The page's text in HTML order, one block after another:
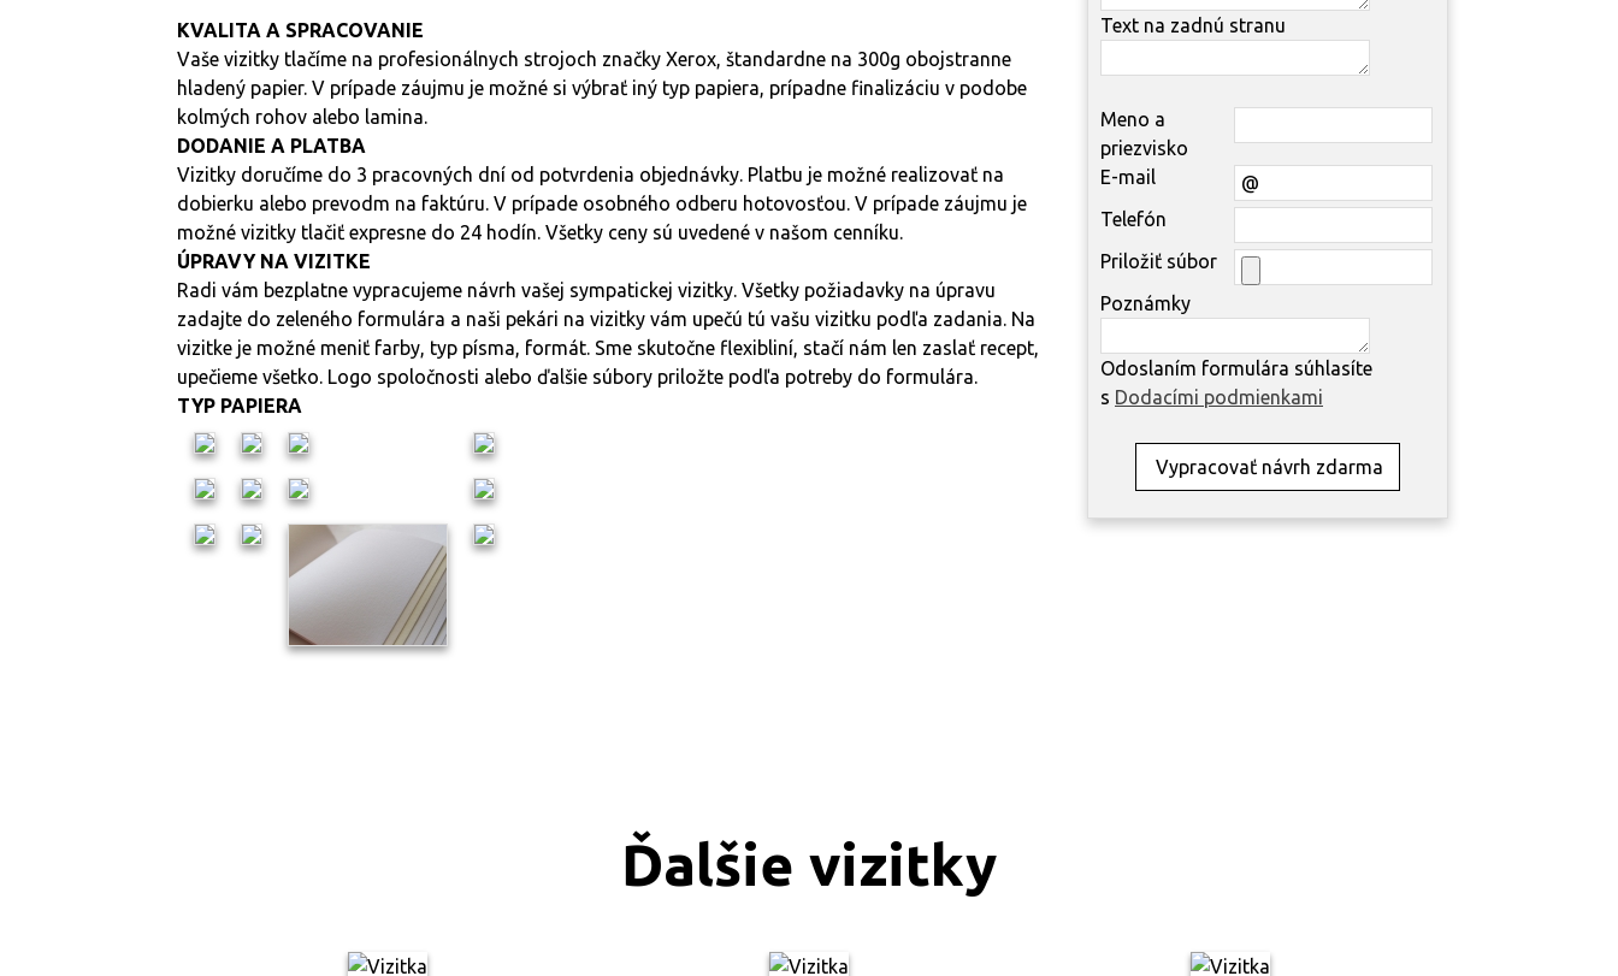
KVALITA A SPRACOVANIE
Vaše vizitky tlačíme na profesionálnych strojoch značky Xerox, štandardne na 300g obojstranne
hladený papier. V prípade záujmu je možné si výbrať iný typ papiera, prípadne finalizáciu v podobe
kolmých rohov alebo lamina.
DODANIE A PLATBA
Vizitky doručíme do 3 pracovných dní od potvrdenia objednávky. Platbu je možné realizovať na
dobierku alebo prevodm na faktúru. V prípade osobného odberu hotovosťou. V prípade záujmu je
možné vizitky tlačiť expresne do 24 hodín. Všetky ceny sú uvedené v našom cenníku.
ÚPRAVY NA VIZITKE
Radi vám bezplatne vypracujeme návrh vašej sympatickej vizitky. Všetky požiadavky na úpravu
zadajte do zeleného formulára a naši pekári na vizitky vám upečú tú vašu vizitku podľa zadania. Na
vizitke je možné meniť farby, typ písma, formát. Sme skutočne flexibliní, stačí nám len zaslať recept,
upečieme všetko. Logo spoločnosti alebo ďalšie súbory priložte podľa potreby do formulára.
TYP PAPIERA
Text na zadnú stranu
Meno a
priezvisko
E-mail
Telefón
Priložiť súbor
Poznámky
Odoslaním formulára súhlasíte
s Dodacími podmienkami
Ďalšie vizitky